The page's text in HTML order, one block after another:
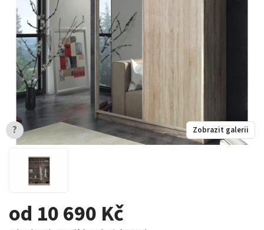
od 10 690 Kč
Zobrazit galerii
?